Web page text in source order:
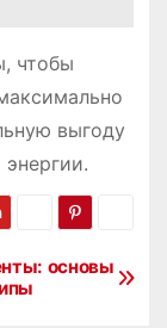
чтобы
выгоду
основы